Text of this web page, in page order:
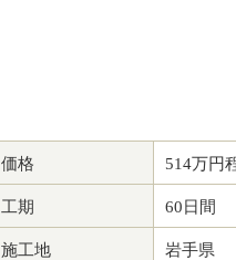
価格 514万円
工期 60日間
施工地 岩手県